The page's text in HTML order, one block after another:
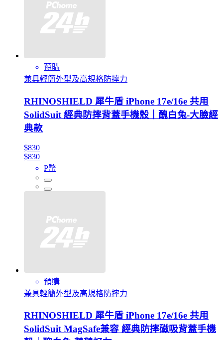
預購
兼具輕簡外型及高規格防摔力
RHINOSHIELD 犀牛盾 iPhone 17e/16e 共用
SolidSuit 經典防摔背蓋手機殼｜醜白兔-大臉經
典款
$830
$830
P幣
預購
兼具輕簡外型及高規格防摔力
RHINOSHIELD 犀牛盾 iPhone 17e/16e 共用
SolidSuit MagSafe兼容 經典防摔磁吸背蓋手機